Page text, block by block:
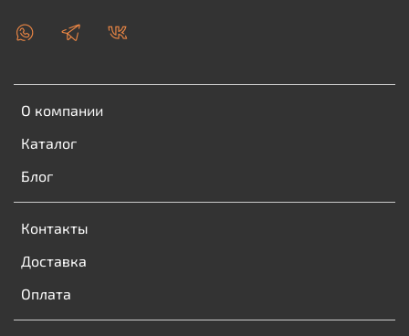
О компании
Каталог
Блог
Контакты
Доставка
Оплата